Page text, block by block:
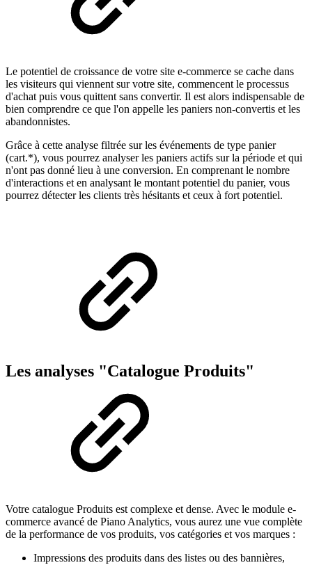
Le potentiel de croissance de votre site e-commerce se cache dans
les visiteurs qui viennent sur votre site, commencent le processus
d'achat puis vous quittent sans convertir. Il est alors indispensable de
bien comprendre ce que l'on appelle les paniers non-convertis et les
abandonnistes.
Grâce à cette analyse filtrée sur les événements de type panier
(cart.*), vous pourrez analyser les paniers actifs sur la période et qui
n'ont pas donné lieu à une conversion. En comprenant le nombre
d'interactions et en analysant le montant potentiel du panier, vous
pourrez détecter les clients très hésitants et ceux à fort potentiel.
Les analyses "Catalogue Produits"
Votre catalogue Produits est complexe et dense. Avec le module e-
commerce avancé de Piano Analytics, vous aurez une vue complète
de la performance de vos produits, vos catégories et vos marques :
Impressions des produits dans des listes ou des bannières,